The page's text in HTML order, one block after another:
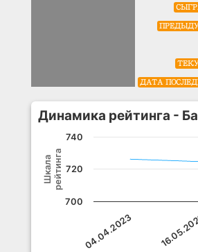
ДАТА
Шкаларейтинга
Динамика рейтинга -
04.04.2023
720
740
700